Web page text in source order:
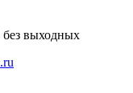
без выходных